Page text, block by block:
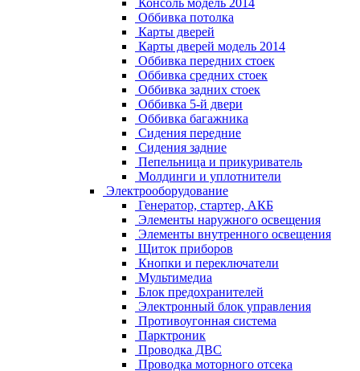
Консоль модель 2014
Оббивка потолка
Карты дверей
Карты дверей модель 2014
Оббивка передних стоек
Оббивка средних стоек
Оббивка задних стоек
Оббивка 5-й двери
Оббивка багажника
Сидения передние
Сидения задние
Пепельница и прикуриватель
Молдинги и уплотнители
Электрооборудование
Генератор, стартер, АКБ
Элементы наружного освещения
Элементы внутренного освещения
Щиток приборов
Кнопки и переключатели
Мультимедиа
Блок предохранителей
Электронный блок управления
Противоугонная система
Парктроник
Проводка ДВС
Проводка моторного отсека